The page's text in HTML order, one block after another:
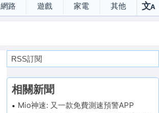
網路 遊戲 家電 其他 文A
RSS訂閱
相關新聞
Mio神速: 又一款免費測速預警APP